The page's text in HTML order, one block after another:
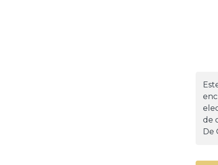
de
De